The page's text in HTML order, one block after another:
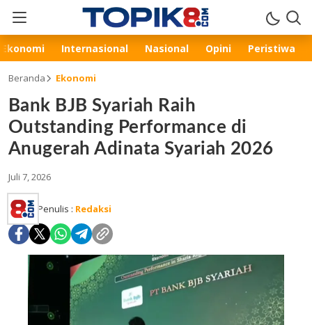
Ekonomi Internasional Nasional Opini Peristiwa
Beranda Ekonomi
Bank BJB Syariah Raih
Outstanding Performance di
Anugerah Adinata Syariah 2026
Juli 7, 2026
Penulis : Redaksi